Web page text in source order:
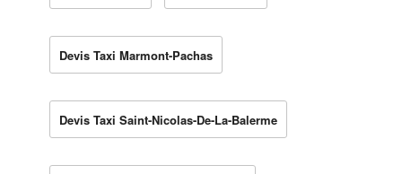
Devis Taxi Marmont-Pachas
Devis Taxi Saint-Nicolas-De-La-Balerme